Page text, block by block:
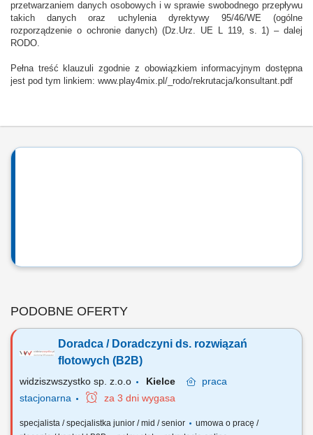
przetwarzaniem danych osobowych i w sprawie swobodnego przepływu
takich danych oraz uchylenia dyrektywy 95/46/WE (ogólne
rozporządzenie o ochronie danych) (Dz.Urz. UE L 119, s. 1) – dalej
RODO.
Pełna treść klauzuli zgodnie z obowiązkiem informacyjnym dostępna
jest pod tym linkiem: www.play4mix.pl/_rodo/rekrutacja/konsultant.pdf
PODOBNE OFERTY
Doradca / Doradczyni ds. rozwiązań
flotowych (B2B)
widziszwszystko sp. z.o.o Kielce
praca
stacjonarna
za 3 dni wygasa
specjalista / specjalistka junior / mid / senior
umowa o pracę /